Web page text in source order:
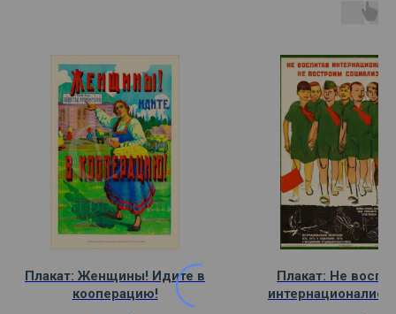
Плакат: Женщины! Идите в
кооперацию!
Плакат: Не